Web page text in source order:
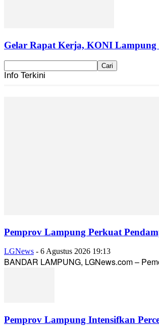
Gelar Rapat Kerja, KONI
Info Terkini
Pemprov Lampung Perkuat
LGNews - 6 Agustus 2026 19:13
BANDAR LAMPUNG, LGNews.com –
Pemprov Lampung Intensifkan